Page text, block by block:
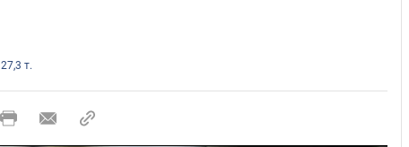
27,3 т.